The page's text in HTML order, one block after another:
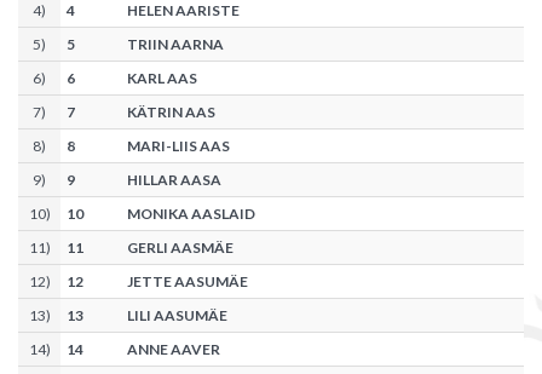
4) 4
HELEN AARISTE
5) 5
TRIIN AARNA
6) 6
KARL AAS
7) 7
KÄTRIN AAS
8) 8
MARI-LIIS AAS
9) 9
HILLAR AASA
10) 10
MONIKA AASLAID
11) 11
GERLI AASMÄE
12) 12
JETTE AASUMÄE
13) 13
LILI AASUMÄE
14) 14
ANNE AAVER